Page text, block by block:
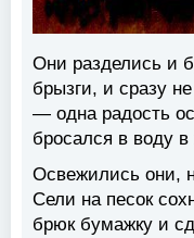
Они разделись и
брызги, и сразу
— одна радость
бросался в воду
Освежились они,
Сели на песок
брюк бумажку и